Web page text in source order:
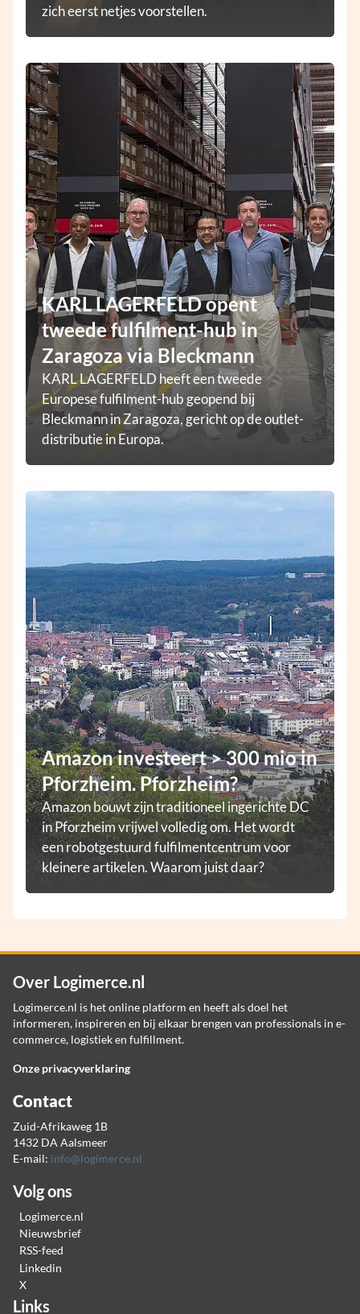
zich eerst netjes voorstellen.
KARL LAGERFELD opent
tweede fulfilment-hub in
Zaragoza via Bleckmann
KARL LAGERFELD heeft een tweede
Europese fulfilment-hub geopend bij
Bleckmann in Zaragoza, gericht op de outlet-
distributie in Europa.
Amazon investeert > 300 mio in
Pforzheim. Pforzheim?
Amazon bouwt zijn traditioneel ingerichte DC
in Pforzheim vrijwel volledig om. Het wordt
een robotgestuurd fulfilmentcentrum voor
kleinere artikelen. Waarom juist daar?
Over Logimerce.nl
Logimerce.nl is het online platform en heeft als doel het
informeren, inspireren en bij elkaar brengen van professionals in e-
commerce, logistiek en fulfillment.
Onze privacyverklaring
Contact
Zuid-Afrikaweg 1B
1432 DA Aalsmeer
E-mail: info@logimerce.nl
Volg ons
Logimerce.nl
Nieuwsbrief
RSS-feed
Linkedin
X
Links